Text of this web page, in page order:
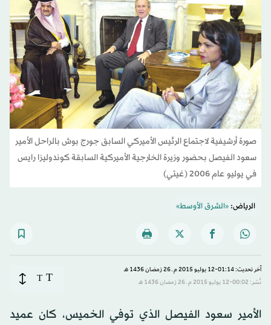
صورة أرشيفية لاجتماع الرئيس الأميركي السابق جورج بوش بالراحل الأمير
سعود الفيصل بحضور وزيرة الخارجية الأميركية السابقة كوندوليزا رايس
في يوليو عام 2006 (غيتي)
الرياض:«الشرق الأوسط»
آخر تحديث: 01:14-12 يوليو 2015 م ـ 26 رَمضان 1436 هـ
نُشر: 00:02-12 يوليو 2015 م ـ 26 رَمضان 1436 هـ
T
T
الأمير سعود الفيصل الذي توفي الخميس، كان عميد